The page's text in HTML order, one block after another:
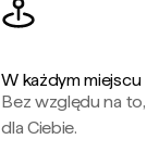
W każdym miejscu
Bez względu na
dla Ciebie.